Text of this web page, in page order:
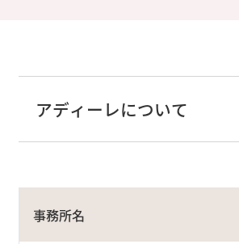
アディーレについて
事務所名